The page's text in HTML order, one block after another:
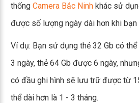
thống Camera Bắc Ninh khác sử
được số lượng ngày dài hơn khi bạn
Ví dụ: Bạn sử dụng thẻ 32 Gb có
3 ngày, thẻ 64 Gb được 6 ngày,
có đầu ghi hình sẽ lưu trữ được từ
thể dài hơn là 1 - 3 tháng.